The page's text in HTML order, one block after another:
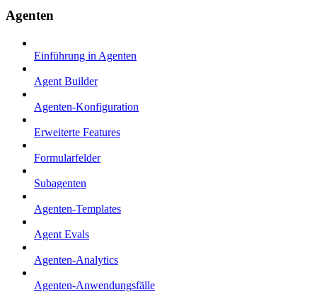
Agenten
Einführung in Agenten
Agent Builder
Agenten-Konfiguration
Erweiterte Features
Formularfelder
Subagenten
Agenten-Templates
Agent Evals
Agenten-Analytics
Agenten-Anwendungsfälle